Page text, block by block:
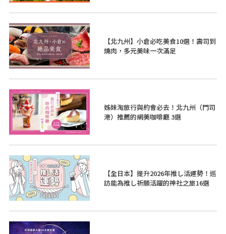
【北九州】小倉必吃美食10選！壽司到
燒肉，多元美味一次滿足
姊妹淘旅行與約會必去！北九州（門司
港）推薦的網美咖啡廳 3選
【全日本】提升2026年推し活運勢！巡
訪能為推し祈願活躍的神社之旅16選